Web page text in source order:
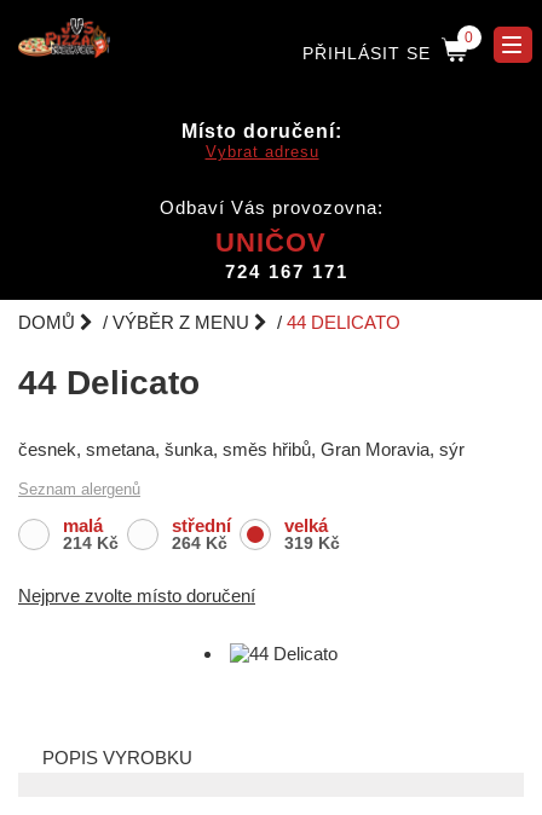
PŘIHLÁSIT SE
0
Místo doručení:
Vybrat adresu
Odbaví Vás provozovna:
UNIČOV
724 167 171
DOMŮ VÝBĚR Z MENU 44 DELICATO
44 Delicato
česnek, smetana, šunka, směs hřibů, Gran Moravia, sýr
Seznam alergenů
malá
214 Kč
střední
264 Kč
velká
319 Kč
Nejprve zvolte místo doručení
POPIS VYROBKU